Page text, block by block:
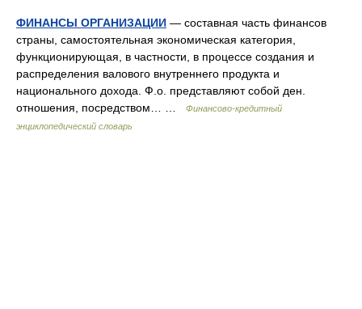
ФИНАНСЫ ОРГАНИЗАЦИИ — составная часть финансов
страны, самостоятельная экономическая категория,
функционирующая, в частности, в процессе создания и
распределения валового внутреннего продукта и
национального дохода. Ф.о. представляют собой ден.
отношения, посредством… …
Финансово-кредитный
энциклопедический словарь